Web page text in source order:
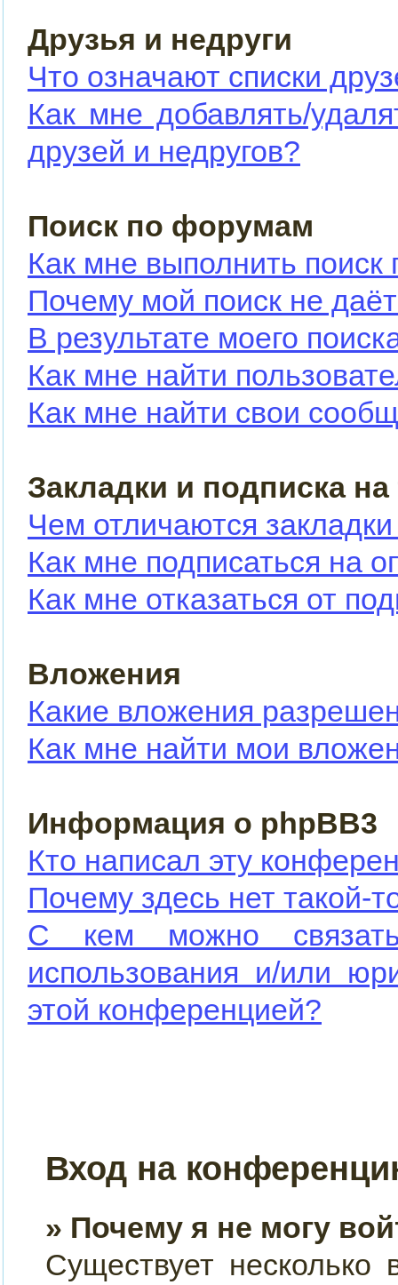
Друзья и недруги
Что означают списки
Как мне добавлять/
друзей и недругов?
Поиск по форумам
Как мне выполнить
Почему мой поиск не
В результате моего
Как мне найти
Как мне найти свои
Закладки и подписка
Чем отличаются
Как мне подписаться на
Как мне отказаться от
Вложения
Какие вложения
Как мне найти мои
Информация о phpBB3
Кто написал эту
Почему здесь нет такой-
С кем можно
использования и/или
этой конференцией?
Вход на
» Почему я не могу
Существует